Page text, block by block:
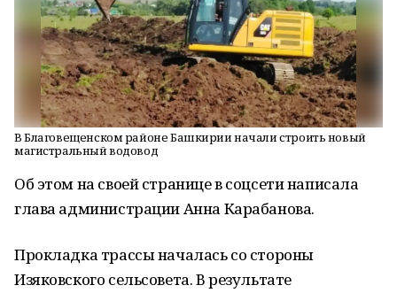
В Благовещенском районе Башкирии начали строить новый
магистральный водовод
Об этом на своей странице в соцсети написала
глава администрации Анна Карабанова.
Прокладка трассы началась со стороны
Изяковского сельсовета. В результате